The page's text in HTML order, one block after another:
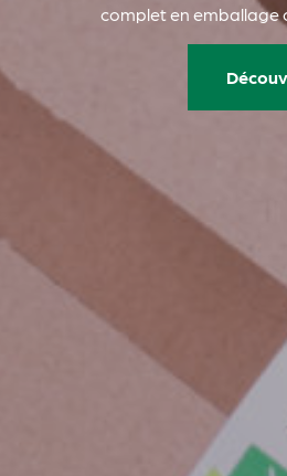
complet en emballage